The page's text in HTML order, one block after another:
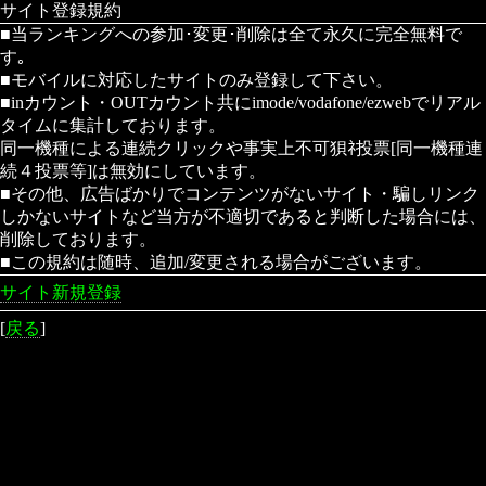
サイト登録規約
■当ランキングへの参加･変更･削除は全て永久に完全無料で
す｡
■モバイルに対応したサイトのみ登録して下さい。
■inカウント・OUTカウント共にimode/vodafone/ezwebでリアル
タイムに集計しております。
同一機種による連続クリックや事実上不可狽ﾈ投票[同一機種連
続４投票等]は無効にしています。
■その他、広告ばかりでコンテンツがないサイト・騙しリンク
しかないサイトなど当方が不適切であると判断した場合には、
削除しております。
■この規約は随時、追加/変更される場合がございます。
サイト新規登録
[戻る]